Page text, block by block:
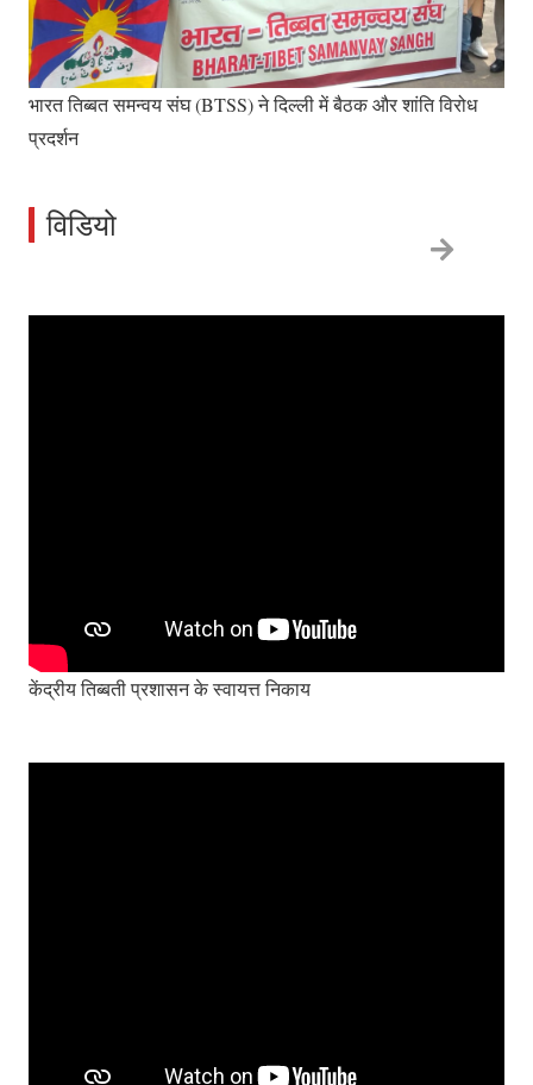
𝙏𝙞𝙗𝙚𝙩 𝙏𝙝𝙞𝙨 𝙒𝙚𝙚𝙠 𝙃𝙞𝙣𝙙𝙞
𝙉𝙚𝙬𝙨: तिब्बत इस सप्ताह (29th May
भारत तिब्बत समन्वय संघ (BTSS) ने दिल्ली में बैठक और शांति विरोध
प्रदर्शन
विडियो
केंद्रीय तिब्बती प्रशासन के स्वायत्त निकाय